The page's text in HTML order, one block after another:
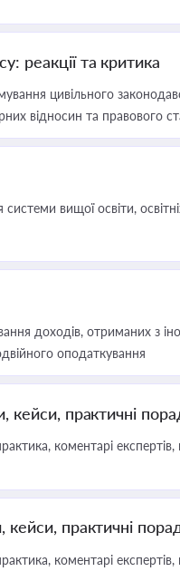
реакції та критика
цивільного
відносин та правового
вищої освіти, освітніх
доходів, отриманих з
оподаткування
кейси, практичні
коментарі
кейси, практичні
коментарі